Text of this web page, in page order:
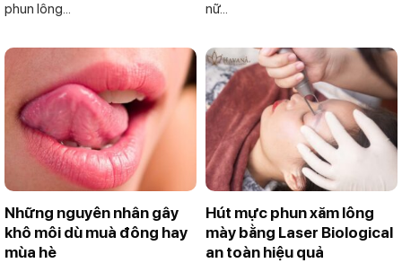
phun lông...
nữ...
Những nguyên nhân gây
khô môi dù muà đông hay
mùa hè
Hút mực phun xăm lông
mày bằng Laser Biological
an toàn hiệu quả